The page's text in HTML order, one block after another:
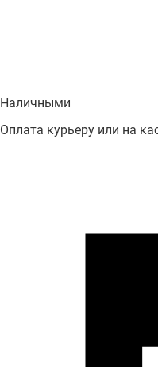
Наличными
Оплата курьеру или на